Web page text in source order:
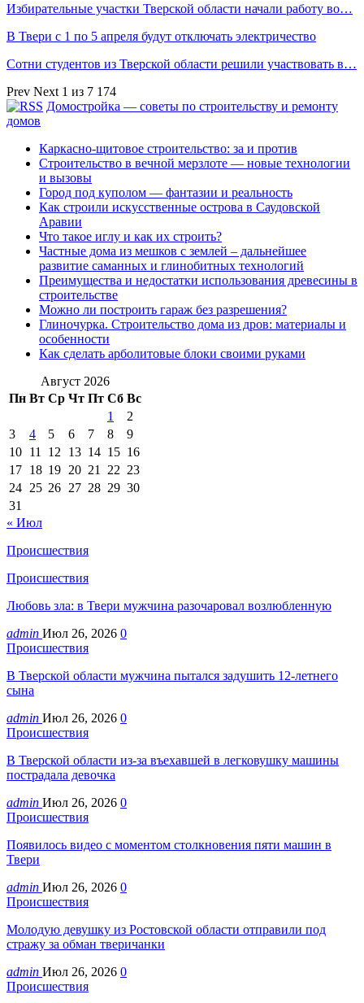
Избирательные участки Тверской области начали работу во…
В Твери с 1 по 5 апреля будут отключать электричество
Сотни студентов из Тверской области решили участвовать в…
Prev Next 1 из 7 174
Домостройка — советы по строительству и ремонту
домов
Каркасно-щитовое строительство: за и против
Строительство в вечной мерзлоте — новые технологии
и вызовы
Город под куполом — фантазии и реальность
Как строили искусственные острова в Саудовской
Аравии
Что такое иглу и как их строить?
Частные дома из мешков с землей – дальнейшее
развитие саманных и глинобитных технологий
Преимущества и недостатки использования древесины в
строительстве
Можно ли построить гараж без разрешения?
Глиночурка. Строительство дома из дров: материалы и
особенности
Как сделать арболитовые блоки своими руками
Август 2026
Пн Вт Ср Чт Пт Сб Вс
1
2
3
4 5 6 7 8
9
10 11 12 13 14 15 16
17 18 19 20 21 22 23
24 25 26 27 28 29 30
31
« Июл
Происшествия
Происшествия
Любовь зла: в Твери мужчина разочаровал возлюбленную
admin Июл 26, 2026 0
Происшествия
В Тверской области мужчина пытался задушить 12-летнего
сына
admin Июл 26, 2026 0
Происшествия
В Тверской области из-за въехавшей в легковушку машины
пострадала девочка
admin Июл 26, 2026 0
Происшествия
Появилось видео с моментом столкновения пяти машин в
Твери
admin Июл 26, 2026 0
Происшествия
Молодую девушку из Ростовской области отправили под
стражу за обман тверичанки
admin Июл 26, 2026 0
Происшествия